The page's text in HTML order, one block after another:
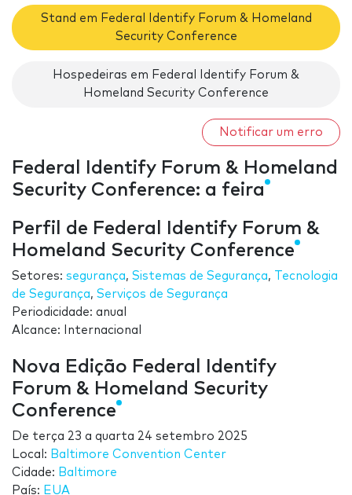
Stand em Federal Identify Forum & Homeland
Security Conference
Hospedeiras em Federal Identify Forum &
Homeland Security Conference
Notificar um erro
Federal Identify Forum & Homeland
Security Conference: a feira
Perfil de Federal Identify Forum &
Homeland Security Conference
Setores: segurança, Sistemas de Segurança,
Tecnologia
de Segurança, Serviços de Segurança
Periodicidade: anual
Alcance: Internacional
Nova Edição Federal Identify
Forum & Homeland Security
Conference
De terça 23 a quarta 24 setembro 2025
Local: Baltimore Convention Center
Cidade: Baltimore
País: EUA